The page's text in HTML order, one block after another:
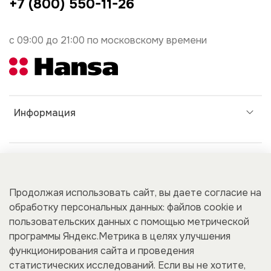
Информация
Покупателям
Для бизнеса
с 09:00 до 21:00 по московскому времени
+7 (800) 550-11-26
Продолжая использовать сайт, вы даете согласие на
обработку персональных данных: файлов cookie и
пользовательских данных с помощью метрической
программы Яндекс.Метрика в целях улучшения
функционирования сайта и проведения
статистических исследований. Если вы не хотите,